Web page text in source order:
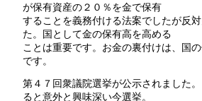
が保有資産の２０％を金で保有
することを義務付ける法案でしたが反
た。国として金の保有高を高める
ことは重要です。お金の裏付けは、国
です。
第４７回衆議院選挙が公示されました
ると意外と興味深い今選挙。